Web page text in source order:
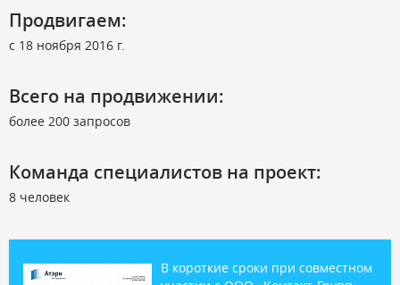
Продвигаем:
c 18 ноября 2016 г.
Всего на продвижении:
более 200 запросов
Команда специалистов на проект:
8 человек
В короткие сроки при совместном